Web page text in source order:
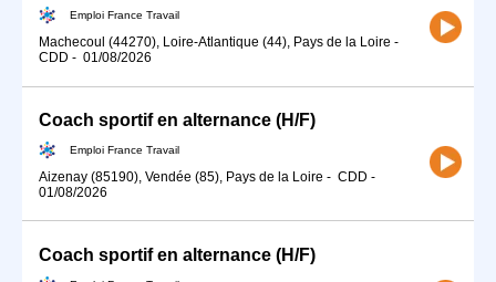
Emploi France Travail
Machecoul (44270), Loire-Atlantique (44), Pays de la Loire -
CDD - 01/08/2026
Coach sportif en alternance (H/F)
Emploi France Travail
Aizenay (85190), Vendée (85), Pays de la Loire - CDD -
01/08/2026
Coach sportif en alternance (H/F)